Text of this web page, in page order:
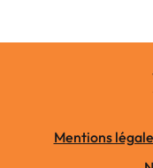
Mentions